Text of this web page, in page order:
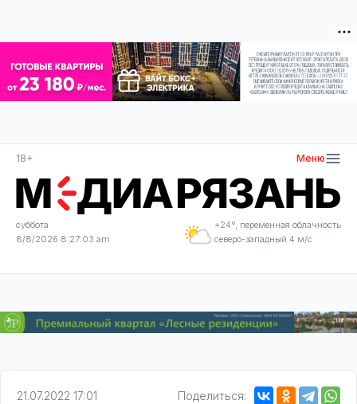
18+ Меню
суббота
8/8/2026 8:27:03 am
+24°, переменная облачность
северо-западный 4 м/с
21.07.2022 17:01 Поделиться: